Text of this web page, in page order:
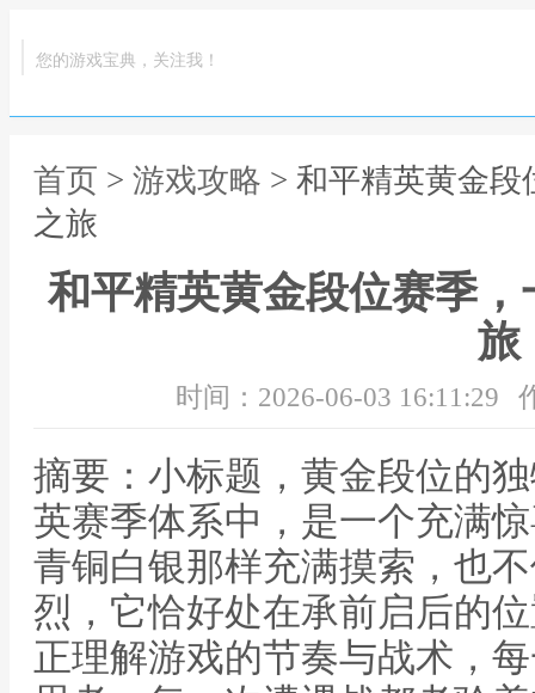
您的游戏宝典，关注我！
首页 > 游戏攻略 > 和平精英黄金
之旅
和平精英黄金段位赛季
旅
时间：2026-06-03 16:11:29
摘要：小标题，黄金段位的
英赛季体系中，是一个充满
青铜白银那样充满摸索，也
烈，它恰好处在承前启后的
正理解游戏的节奏与战术，